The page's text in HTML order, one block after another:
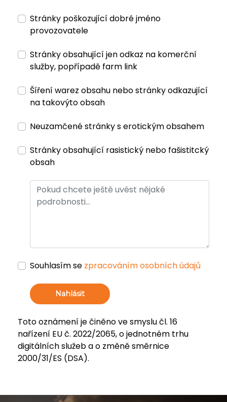
Stránky poškozující dobré jméno
provozovatele
Stránky obsahující jen odkaz na komerční
služby, popřípadě farm link
Šíření warez obsahu nebo stránky odkazující
na takovýto obsah
Neuzamčené stránky s erotickým obsahem
Stránky obsahující rasistický nebo fašistitcký
obsah
Souhlasím se zpracováním osobních údajů
Nahlásit
Toto oznámení je činěno ve smyslu čl. 16
nařízení EU č. 2022/2065, o jednotném trhu
digitálních služeb a o změně směrnice
2000/31/ES (DSA).